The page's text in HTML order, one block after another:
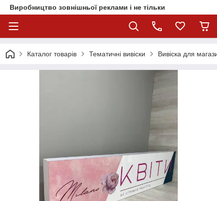
Виробництво зовнішньої реклами і не тільки
Каталог товарів Тематичні вивіски Вивіска для